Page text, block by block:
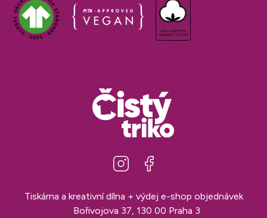
Tiskárna a kreativní dílna + výdej e-shop objednávek
Bořivojova 37, 130 00 Praha 3